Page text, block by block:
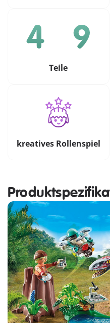
Teile
kreatives Rollenspiel